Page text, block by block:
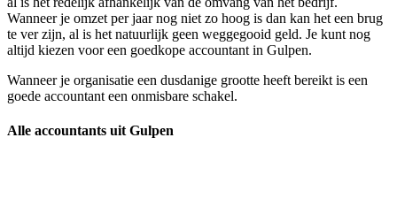
Wanneer je omzet per jaar nog niet zo hoog is dan kan het een brug
te ver zijn, al is het natuurlijk geen weggegooid geld. Je kunt nog
altijd kiezen voor een goedkope accountant in Gulpen.
Wanneer je organisatie een dusdanige grootte heeft bereikt is een
goede accountant een onmisbare schakel.
Alle accountants uit Gulpen